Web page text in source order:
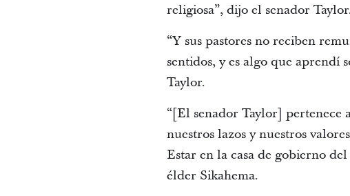
religiosa”, dijo el senador
“Y sus pastores no reciben
sentidos, y es algo que aprendí
Taylor.
“[El senador Taylor]
nuestros lazos y nuestros
Estar en la casa de gobierno
élder Sikahema.